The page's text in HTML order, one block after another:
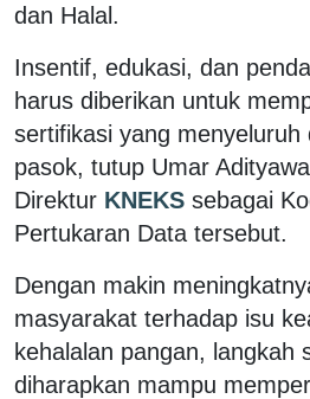
dan Halal.
Insentif, edukasi, dan
harus diberikan untuk
sertifikasi yang menyeluruh
pasok, tutup Umar
Direktur KNEKS sebagai
Pertukaran Data tersebut.
Dengan makin
masyarakat terhadap isu
kehalalan pangan, langkah
diharapkan mampu